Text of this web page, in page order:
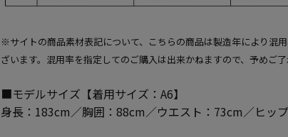
※サイトの商品素材表記について、こちらの商品は製造年により混
ざいます。混用率を指定してのご購入は出来かねますので、予めご了
■モデルサイズ【着用サイズ：A6】
身長：183cm／胸囲：88cm／ウエスト：73cm／ヒッ